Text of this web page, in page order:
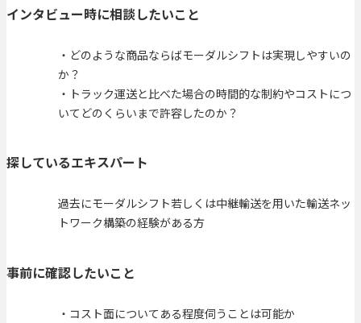
インタビュー時に相談したいこと
・どのような商品ならばモーダルシフトは実現しやすいの
か？
・トラック運送と比べた場合の時間的な制約やコストにつ
いてどのくらいまで許容したのか？
探しているエキスパート
過去にモーダルシフト若しくは中継輸送を用いた輸送ネッ
トワーク構築の経験がある方
事前に確認したいこと
・コスト面についてある程度伺うことは可能か